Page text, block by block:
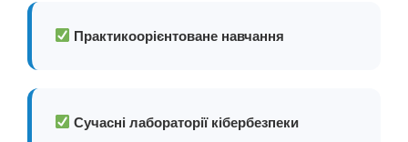
Практикоорієнтоване навчання
Сучасні лабораторії кібербезпеки